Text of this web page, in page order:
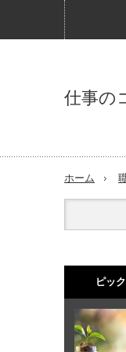
仕事の
ホーム
ピッ